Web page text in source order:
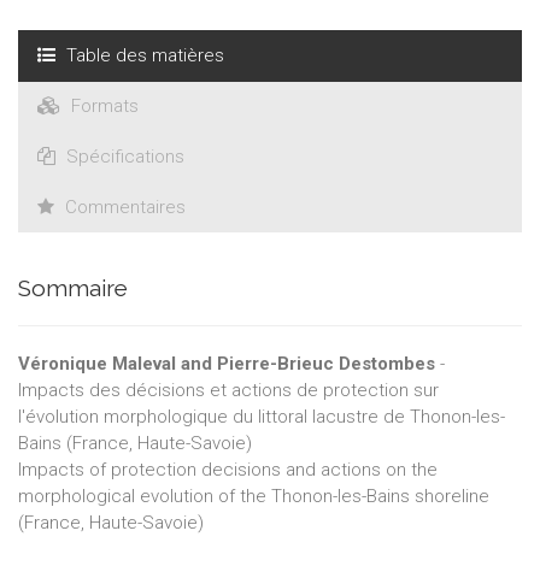
Table des matières
Formats
Spécifications
Commentaires
Sommaire
Véronique Maleval and Pierre-Brieuc Destombes -
Impacts des décisions et actions de protection sur
l'évolution morphologique du littoral lacustre de Thonon-les-
Bains (France, Haute-Savoie)
Impacts of protection decisions and actions on the
morphological evolution of the Thonon-les-Bains shoreline
(France, Haute-Savoie)